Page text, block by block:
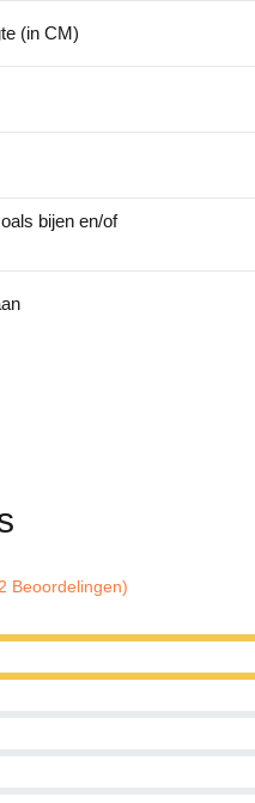
(in CM)
bijen en/of
Beoordelingen)